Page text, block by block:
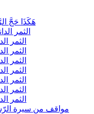
هَكَذَا حَجَّ
الثمر
الثمر
الثمر
الثمر
الثمر
الثمر
الثمر
الثمر
مواقف من سيرة